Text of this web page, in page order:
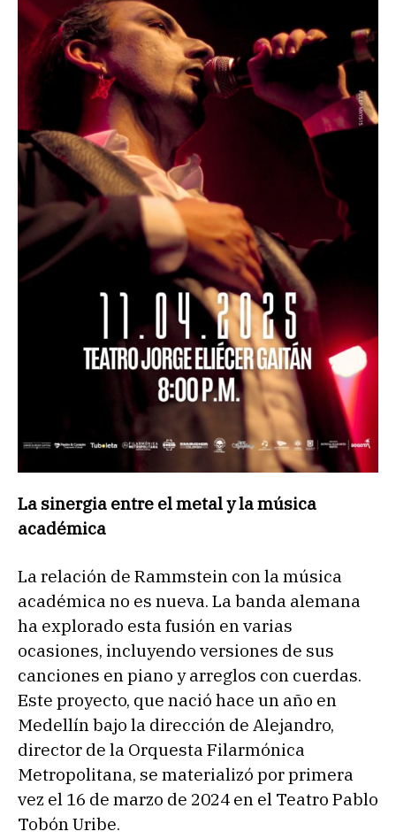
La sinergia entre el metal y la música
académica
La relación de Rammstein con la música
académica no es nueva. La banda alemana
ha explorado esta fusión en varias
ocasiones, incluyendo versiones de sus
canciones en piano y arreglos con cuerdas.
Este proyecto, que nació hace un año en
Medellín bajo la dirección de Alejandro,
director de la Orquesta Filarmónica
Metropolitana, se materializó por primera
vez el 16 de marzo de 2024 en el Teatro Pablo
Tobón Uribe.